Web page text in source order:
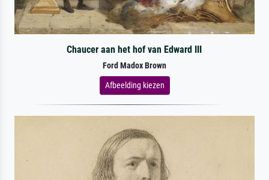
Chaucer aan het hof van Edward III
Ford Madox Brown
Afbeelding kiezen